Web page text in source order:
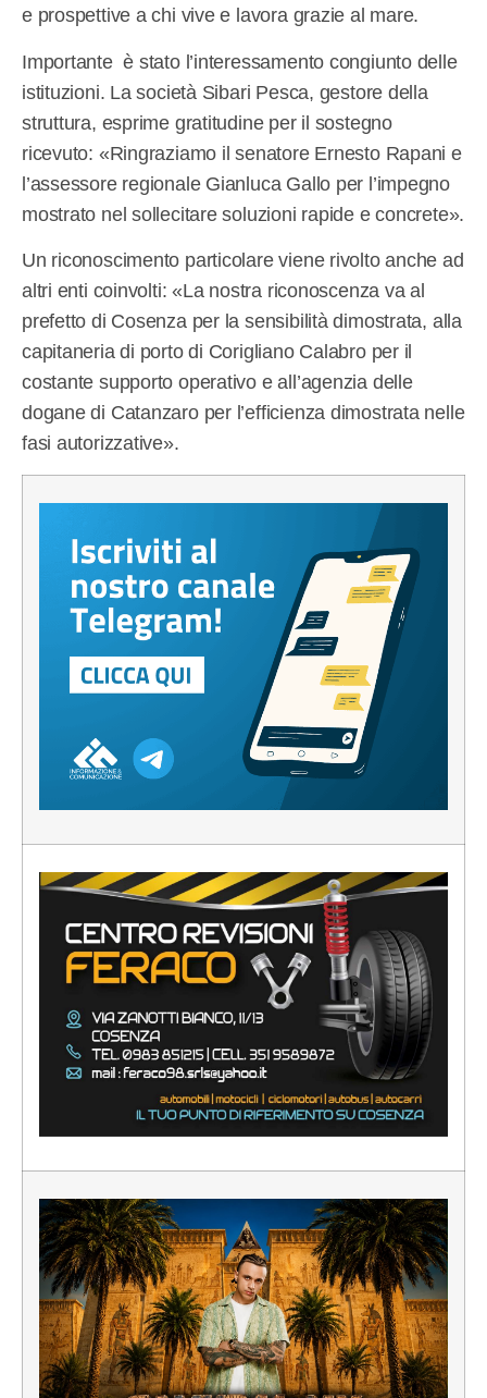
e prospettive a chi vive e lavora grazie al mare.
Importante è stato l’interessamento congiunto delle
istituzioni. La società Sibari Pesca, gestore della
struttura, esprime gratitudine per il sostegno
ricevuto: «Ringraziamo il senatore Ernesto Rapani e
l’assessore regionale Gianluca Gallo per l’impegno
mostrato nel sollecitare soluzioni rapide e concrete».
Un riconoscimento particolare viene rivolto anche ad
altri enti coinvolti: «La nostra riconoscenza va al
prefetto di Cosenza per la sensibilità dimostrata, alla
capitaneria di porto di Corigliano Calabro per il
costante supporto operativo e all’agenzia delle
dogane di Catanzaro per l’efficienza dimostrata nelle
fasi autorizzative».